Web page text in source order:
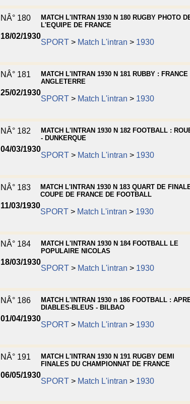
NÂ° 180
18/02/1930
MATCH L'INTRAN 1930 N 180 RUGBY PHOTO
L'EQUIPE DE FRANCE
SPORT> Match L'intran > 1930
NÂ° 181
25/02/1930
MATCH L'INTRAN 1930 N 181 RUBBY : FRANCE
ANGLETERRE
SPORT> Match L'intran > 1930
NÂ° 182
04/03/1930
MATCH L'INTRAN 1930 N 182 FOOTBALL :
- DUNKERQUE
SPORT> Match L'intran > 1930
NÂ° 183
11/03/1930
MATCH L'INTRAN 1930 N 183 QUART DE
COUPE DE FRANCE DE FOOTBALL
SPORT> Match L'intran > 1930
NÂ° 184
18/03/1930
MATCH L'INTRAN 1930 N 184 FOOTBALL LE
POPULAIRE NICOLAS
SPORT> Match L'intran > 1930
NÂ° 186
01/04/1930
MATCH L'INTRAN 1930 n 186 FOOTBALL :
DIABLES-BLEUS - BILBAO
SPORT> Match L'intran > 1930
NÂ° 191
06/05/1930
MATCH L'INTRAN 1930 N 191 RUGBY DEMI
FINALES DU CHAMPIONNAT DE FRANCE
SPORT> Match L'intran > 1930